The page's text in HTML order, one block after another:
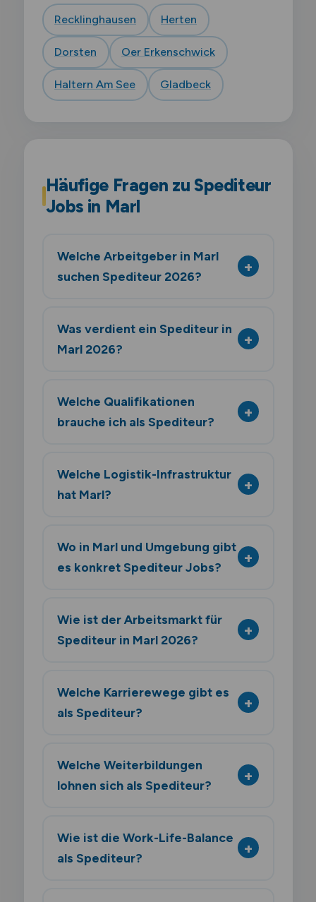
Recklinghausen Herten
Dorsten Oer Erkenschwick
Haltern Am See Gladbeck
Häufige Fragen zu Spediteur
Jobs in Marl
Welche Arbeitgeber in Marl
suchen Spediteur 2026?
Was verdient ein Spediteur in
Marl 2026?
Welche Qualifikationen
brauche ich als Spediteur?
Welche Logistik-Infrastruktur
hat Marl?
Wo in Marl und Umgebung gibt
es konkret Spediteur Jobs?
Wie ist der Arbeitsmarkt für
Spediteur in Marl 2026?
Welche Karrierewege gibt es
als Spediteur?
Welche Weiterbildungen
lohnen sich als Spediteur?
Wie ist die Work-Life-Balance
als Spediteur?